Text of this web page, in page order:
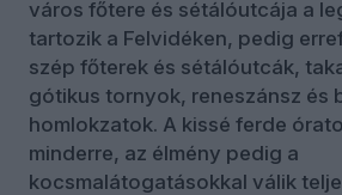
város főtere és sétálóutcája a
tartozik a Felvidéken, pedig
szép főterek és sétálóutcák,
gótikus tornyok, reneszánsz és
homlokzatok. A kissé ferde
minderre, az élmény pedig a
kocsmalátogatásokkal válik